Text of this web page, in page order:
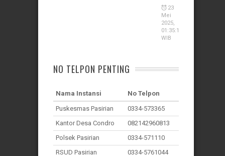
23
Mei
2025,
01:35:11
WIB
NO TELPON PENTING
Nama Instansi
No Telpon
Puskesmas Pasirian
0334-573365
Kantor Desa Condro
082142960813
Polsek Pasirian
0334-571110
RSUD Pasirian
0334-5761044